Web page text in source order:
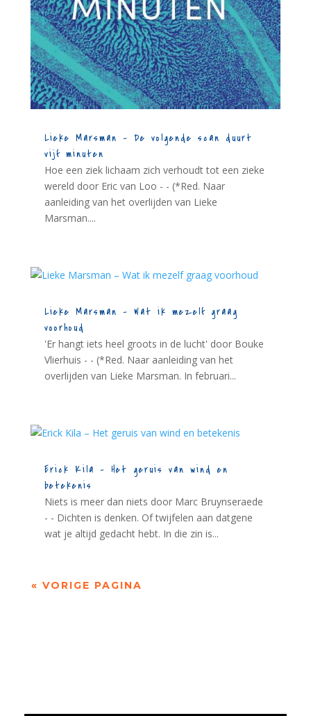
Lieke Marsman – De volgende scan duurt
vijf minuten
Hoe een ziek lichaam zich verhoudt tot een zieke
wereld door Eric van Loo - - (*Red. Naar
aanleiding van het overlijden van Lieke
Marsman....
Lieke Marsman – Wat ik mezelf graag
voorhoud
'Er hangt iets heel groots in de lucht' door Bouke
Vlierhuis - - (*Red. Naar aanleiding van het
overlijden van Lieke Marsman. In februari...
Erick Kila – Het geruis van wind en
betekenis
Niets is meer dan niets door Marc Bruynseraede
- - Dichten is denken. Of twijfelen aan datgene
wat je altijd gedacht hebt. In die zin is...
« VORIGE PAGINA